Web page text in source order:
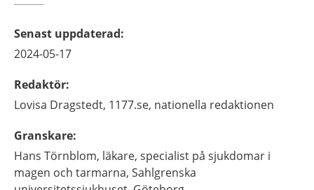
Senast uppdaterad:
2024-05-17
Redaktör:
Lovisa Dragstedt, 1177.se, nationella redaktionen
Granskare:
Hans Törnblom, läkare, specialist på sjukdomar i
magen och tarmarna, Sahlgrenska